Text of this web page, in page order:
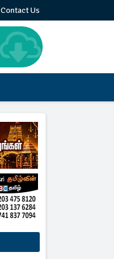
Contact Us